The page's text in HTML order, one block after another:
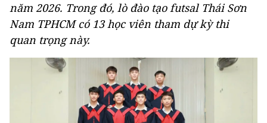
năm 2026. Trong đó, lò đào tạo futsal Thái Sơn
Nam TPHCM có 13 học viên tham dự kỳ thi
quan trọng này.